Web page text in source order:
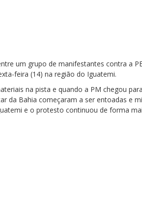
um grupo de manifestantes contra a
feira (14) na região do Iguatemi.
na pista e quando a PM chegou
da Bahia começaram a ser entoadas e
e o protesto continuou de forma